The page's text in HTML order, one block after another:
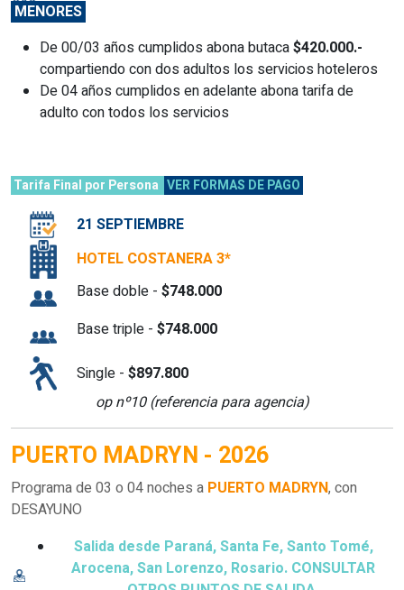
MENORES
De 00/03 años cumplidos abona butaca$420.000.-
compartiendo con dos adultos los servicios hoteleros
De 04 años cumplidos en adelante abona tarifa de
adulto con todos los servicios
Tarifa Final por Persona VER FORMAS DE PAGO
21 SEPTIEMBRE
HOTEL COSTANERA 3*
Base doble - $748.000
Base triple - $748.000
Single - $897.800
op nº10 (referencia para agencia)
PUERTO MADRYN - 2026
Programa de 03 o 04 noches a PUERTO MADRYN, con
DESAYUNO
Salida desde Paraná, Santa Fe, Santo Tomé,
Arocena, San Lorenzo, Rosario. CONSULTAR